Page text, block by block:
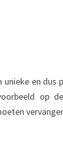
unieke en
op